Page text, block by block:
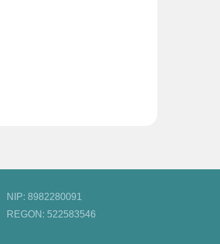
NIP: 8982280091
REGON: 522583546